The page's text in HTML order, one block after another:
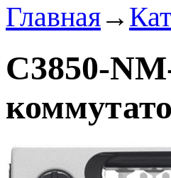
Главная→
C3850-